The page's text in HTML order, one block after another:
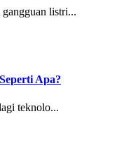
listri...
Apa?
teknolo...